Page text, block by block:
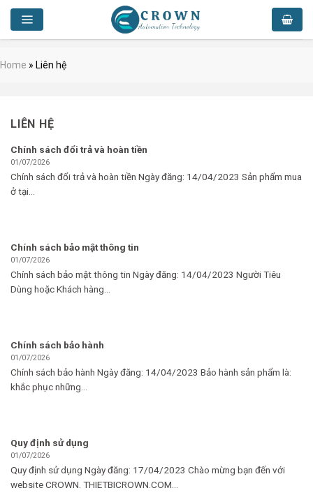
Skip
content
Home » Liên hệ
LIÊN HỆ
Chính sách đổi trả và hoàn tiền
01/07/2026
Chính sách đổi trả và hoàn tiền Ngày đăng: 14/04/2023 Sản phẩm mua
ở tại...
Chính sách bảo mật thông tin
01/07/2026
Chính sách bảo mật thông tin Ngày đăng: 14/04/2023 Người Tiêu
Dùng hoặc Khách hàng...
Chính sách bảo hành
01/07/2026
Chính sách bảo hành Ngày đăng: 14/04/2023 Bảo hành sản phẩm là:
khắc phục những...
Quy định sử dụng
01/07/2026
Quy định sử dụng Ngày đăng: 17/04/2023 Chào mừng bạn đến với
website CROWN. THIETBICROWN.COM...